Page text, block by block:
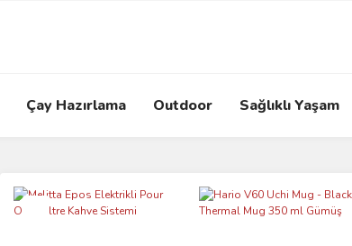
Çay Hazırlama Outdoor Sağlıklı Yaşam